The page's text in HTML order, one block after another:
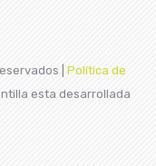
| Política de
esta desarrollada